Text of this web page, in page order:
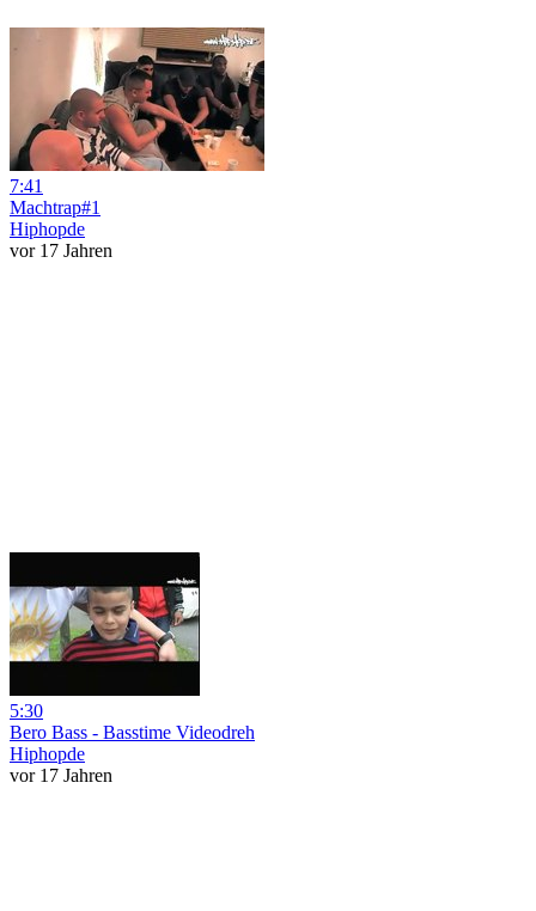
7:41
Machtrap#1
Hiphopde
vor 17 Jahren
5:30
Bero Bass - Basstime Videodreh
Hiphopde
vor 17 Jahren